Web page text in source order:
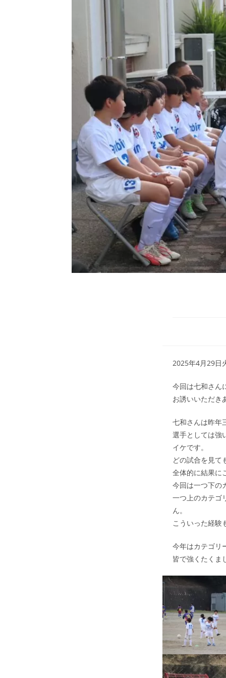
2025年4月29日
今回は七和さん
お誘いいただき
七和さんは昨年
選手としては強
イケです。
どの試合を見て
全体的に結果に
今回は一つ下の
一つ上のカテゴ
ん。
こういった経験
今年はカテゴリ
皆で強くたくま